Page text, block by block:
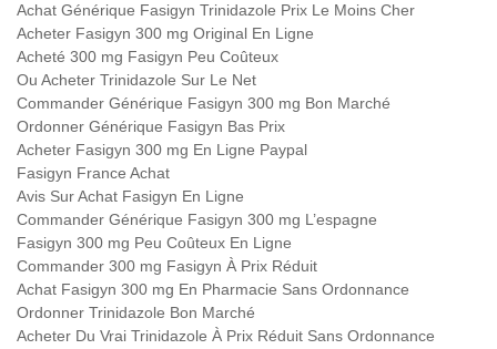
Achat Générique Fasigyn Trinidazole Prix Le Moins Cher
Acheter Fasigyn 300 mg Original En Ligne
Acheté 300 mg Fasigyn Peu Coûteux
Ou Acheter Trinidazole Sur Le Net
Commander Générique Fasigyn 300 mg Bon Marché
Ordonner Générique Fasigyn Bas Prix
Acheter Fasigyn 300 mg En Ligne Paypal
Fasigyn France Achat
Avis Sur Achat Fasigyn En Ligne
Commander Générique Fasigyn 300 mg L’espagne
Fasigyn 300 mg Peu Coûteux En Ligne
Commander 300 mg Fasigyn À Prix Réduit
Achat Fasigyn 300 mg En Pharmacie Sans Ordonnance
Ordonner Trinidazole Bon Marché
Acheter Du Vrai Trinidazole À Prix Réduit Sans Ordonnance